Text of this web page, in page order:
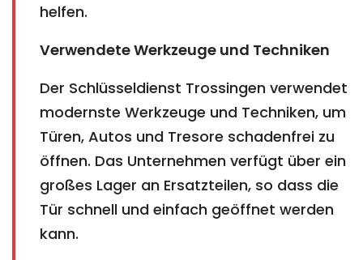
helfen.
Verwendete Werkzeuge und Techniken
Der Schlüsseldienst Trossingen verwendet
modernste Werkzeuge und Techniken, um
Türen, Autos und Tresore schadenfrei zu
öffnen. Das Unternehmen verfügt über ein
großes Lager an Ersatzteilen, so dass die
Tür schnell und einfach geöffnet werden
kann.